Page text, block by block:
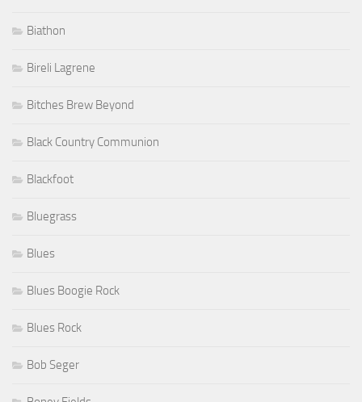
Biathon
Bireli Lagrene
Bitches Brew Beyond
Black Country Communion
Blackfoot
Bluegrass
Blues
Blues Boogie Rock
Blues Rock
Bob Seger